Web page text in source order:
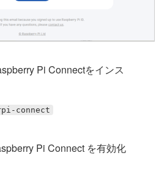
Pi Connectをインス
connect
Pi Connect を有効化